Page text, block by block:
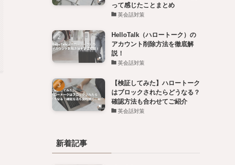
って感じたことまとめ
英会話対策
HelloTalk（ハロートーク）の
アカウント削除方法を徹底解
説！
英会話対策
【検証してみた】ハロートーク
はブロックされたらどうなる？
確認方法も合わせてご紹介
英会話対策
新着記事